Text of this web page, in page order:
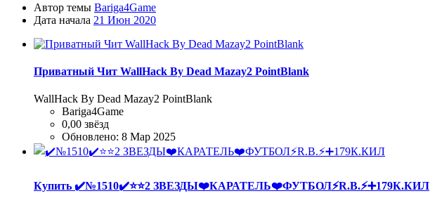
Автор темы Bariga4Game
Дата начала 21 Июн 2020
Приватный Чит WallHack By Dead Mazay2 PointBlank
WallHack By Dead Mazay2 PointBlank
Bariga4Game
0,00 звёзд
Обновлено: 8 Мар 2025
Купить ✔️№1510✔️⭐️⭐️2 ЗВЕЗДЫ❤️КАРАТЕЛЬ❤️ФУТБОЛ⚡R.B.⚡➕179К.КИЛ